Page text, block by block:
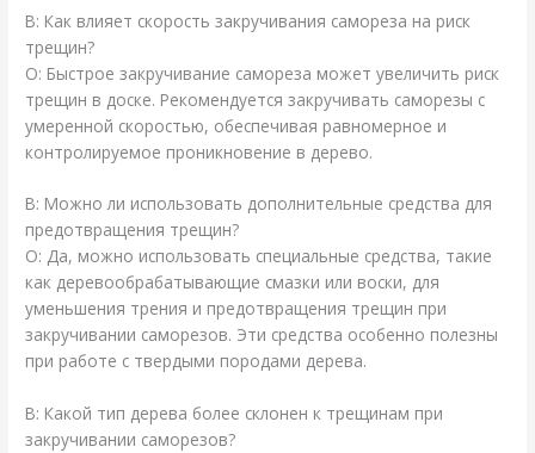
В: Как влияет скорость закручивания самореза на риск
трещин?
О: Быстрое закручивание самореза может увеличить риск
трещин в доске. Рекомендуется закручивать саморезы с
умеренной скоростью, обеспечивая равномерное и
контролируемое проникновение в дерево.
В: Можно ли использовать дополнительные средства для
предотвращения трещин?
О: Да, можно использовать специальные средства, такие
как деревообрабатывающие смазки или воски, для
уменьшения трения и предотвращения трещин при
закручивании саморезов. Эти средства особенно полезны
при работе с твердыми породами дерева.
В: Какой тип дерева более склонен к трещинам при
закручивании саморезов?